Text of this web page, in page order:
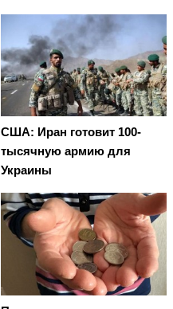
США: Иран готовит 100-
тысячную армию для
Украины